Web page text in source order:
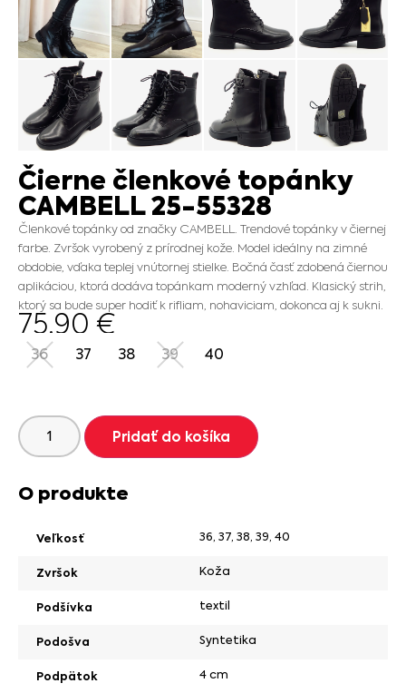
Čierne členkové topánky
CAMBELL 25-55328
Členkové topánky od značky CAMBELL. Trendové topánky v čiernej
farbe. Zvršok vyrobený z prírodnej kože. Model ideálny na zimné
obdobie, vďaka teplej vnútornej stielke. Bočná časť zdobená čiernou
aplikáciou, ktorá dodáva topánkam moderný vzhľad. Klasický strih,
ktorý sa bude super hodiť k rifliam, nohaviciam, dokonca aj k sukni.
75.90 €
36 37 38 39 40
Pridať do košíka
O produkte
Veľkosť 36, 37, 38, 39, 40
Zvršok Koža
Podšívka textil
Podošva Syntetika
Podpätok 4 cm